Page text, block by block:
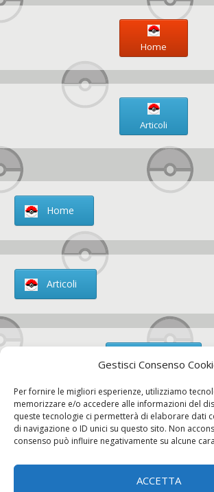
Gestisci Consenso
Per fornire le migliori esperienze, utilizziamo
memorizzare e/o accedere alle informazioni del
queste tecnologie ci permetterà di elaborare dati
di navigazione o ID unici su questo sito. Non
consenso può influire negativamente su alcune
ACCETTA
Home
Articoli
Home
Articoli
Contatti